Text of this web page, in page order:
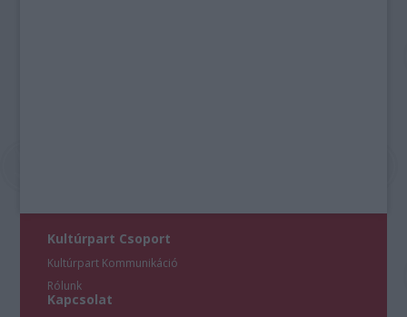
Kultúrpart Csoport
Kultúrpart Kommunikáció
Rólunk
Kapcsolat